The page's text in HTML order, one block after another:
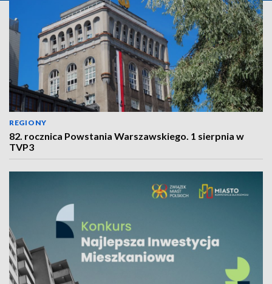
REGIONY
82. rocznica Powstania Warszawskiego. 1 sierpnia w
TVP3